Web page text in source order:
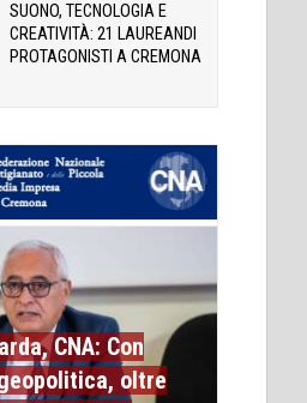
SUONO, TECNOLOGIA E
CREATIVITÀ: 21 LAUREANDI
PROTAGONISTI A CREMONA
CNA: Con
oltre